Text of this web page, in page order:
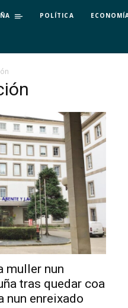
POLÍTICA
muller nun
tras quedar coa
nun enreixado